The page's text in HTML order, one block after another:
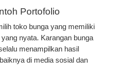
Portofolio
toko bunga yang memiliki
nyata. Karangan bunga
menampilkan hasil
di media sosial dan